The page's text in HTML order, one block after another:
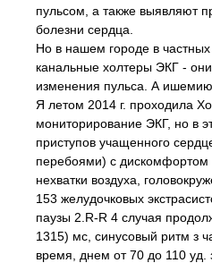
пульсом, а также выявляют
болезни сердца.
Но в нашем городе в
канальные холтеры ЭКГ -
изменения пульса. А
Я летом 2014 г. проходила
мониторирование ЭКГ, но в
приступов учащенного
перебоями) с дискомфортом
нехватки воздуха,
153 желудочковых
паузы 2.R-R 4 случая
1315) мс, синусовый ритм з
время, днем от 70 до 110 уд.